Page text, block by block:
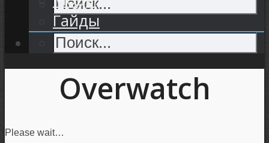
Гайды
Overwatch
Please wait…